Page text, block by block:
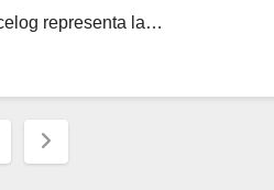
representa la…